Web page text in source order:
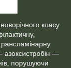
класу
азоксистробін —
порушуючи